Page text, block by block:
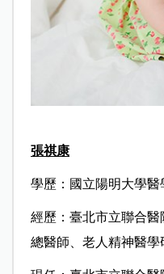
張祺康
學歷：國立陽明大學醫
經歷：臺北市立聯合
總醫師、老人精神醫學